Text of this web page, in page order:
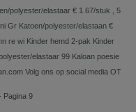
polyester/elastaar € 1.67/stuk , 5
Gr Katoen/polyester/elastaan €
re wi Kinder hemd 2-pak Kinder
elastaar 99 Kaloan poesie
Volg ons op social media OT
Pagina 9